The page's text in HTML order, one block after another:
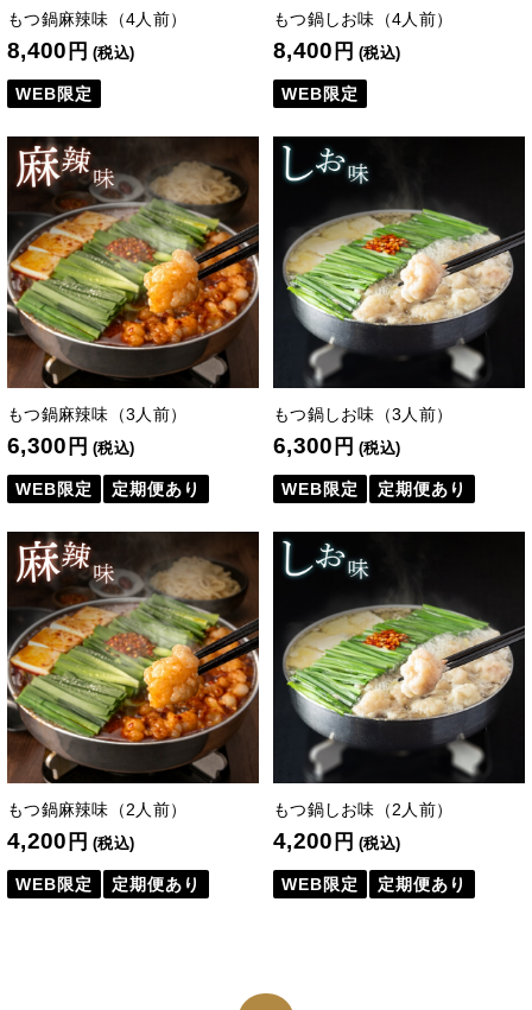
もつ鍋麻辣味（4人前）
8,400 円 (税込)
WEB限定
もつ鍋しお味（4人前）
8,400 円 (税込)
WEB限定
もつ鍋麻辣味（3人前）
6,300 円 (税込)
WEB限定 定期便あり
もつ鍋しお味（3人前）
6,300 円 (税込)
WEB限定 定期便あり
もつ鍋麻辣味（2人前）
4,200 円 (税込)
WEB限定 定期便あり
もつ鍋しお味（2人前）
4,200 円 (税込)
WEB限定 定期便あり